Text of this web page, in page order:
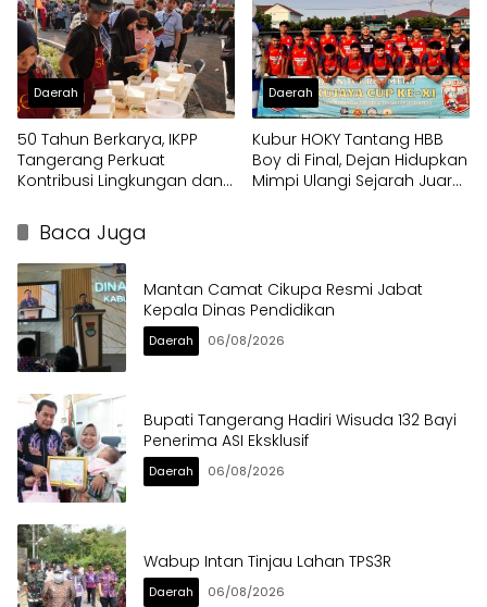
Daerah
50 Tahun Berkarya, IKPP
Tangerang Perkuat
Kontribusi Lingkungan dan
Penghargaan Berkelanjutan
Daerah
Kubur HOKY Tantang HBB
Boy di Final, Dejan Hidupkan
Mimpi Ulangi Sejarah Juara
Baca Juga
Mantan Camat Cikupa Resmi Jabat
Kepala Dinas Pendidikan
Daerah 06/08/2026
Bupati Tangerang Hadiri Wisuda 132 Bayi
Penerima ASI Eksklusif
Daerah 06/08/2026
Wabup Intan Tinjau Lahan TPS3R
Daerah 06/08/2026